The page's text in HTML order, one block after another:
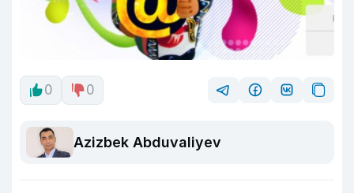
0 0
Azizbek Abduvaliyev